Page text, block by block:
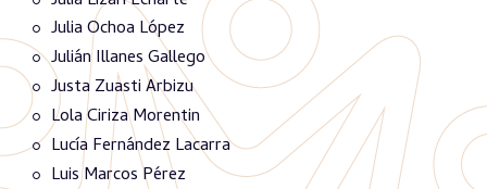
Julia Ochoa López
Julián Illanes Gallego
Justa Zuasti Arbizu
Lola Ciriza Morentin
Lucía Fernández Lacarra
Luis Marcos Pérez